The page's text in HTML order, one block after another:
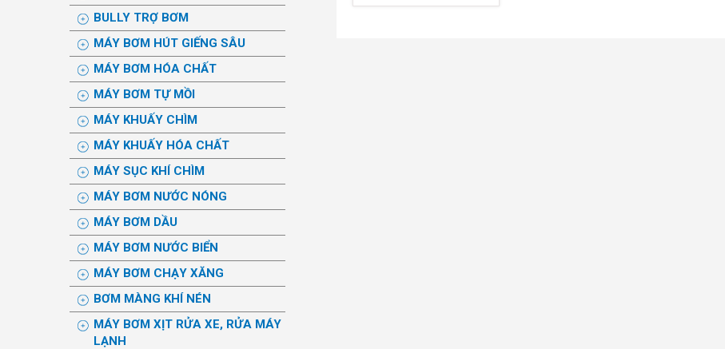
BULLY TRỢ BƠM
MÁY BƠM HÚT GIẾNG SÂU
MÁY BƠM HÓA CHẤT
MÁY BƠM TỰ MỒI
MÁY KHUẤY CHÌM
MÁY KHUẤY HÓA CHẤT
MÁY SỤC KHÍ CHÌM
MÁY BƠM NƯỚC NÓNG
MÁY BƠM DẦU
MÁY BƠM NƯỚC BIỂN
MÁY BƠM CHẠY XĂNG
BƠM MÀNG KHÍ NÉN
MÁY BƠM XỊT RỬA XE, RỬA MÁY
LẠNH